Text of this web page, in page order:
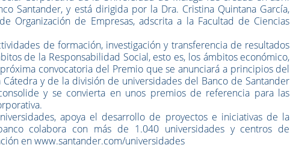
Santander, y está dirigida por la Dra. Cristina Quintana García,
Organización de Empresas, adscrita a la Facultad de Ciencias
de formación, investigación y transferencia de resultados
de la Responsabilidad Social, esto es, los ámbitos económico,
convocatoria del Premio que se anunciará a principios del
y de la división de universidades del Banco de Santander
y se convierta en unos premios de referencia para las
apoya el desarrollo de proyectos e iniciativas de la
colabora con más de 1.040 universidades y centros de
en www.santander.com/universidades